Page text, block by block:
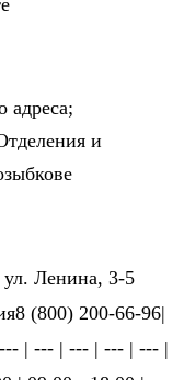
адреса;
и
Ленина, 3-5
(800) 200-66-96|
| --- | --- | --- | --- |